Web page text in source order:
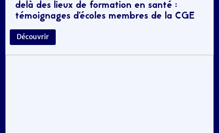
delà des lieux de formation en santé :
témoignages d’écoles membres de la CGE
Découvrir